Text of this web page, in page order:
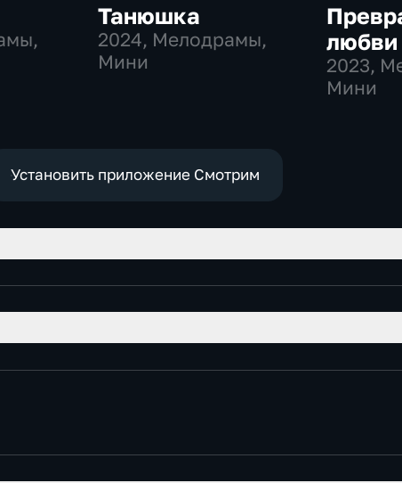
Танюшка
2024, Мелодрамы,
Мини
любви
2023,
Мини
Установить приложение Смотрим